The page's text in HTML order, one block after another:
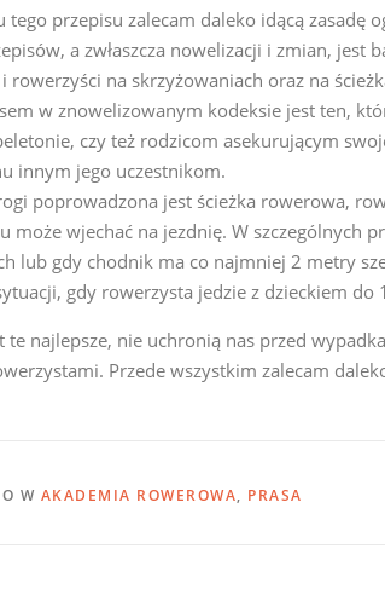
tego przepisu zalecam daleko idącą zasadę
a zwłaszcza nowelizacji i zmian, jest
rowerzyści na skrzyżowaniach oraz na
w znowelizowanym kodeksie jest ten,
czy też rodzicom asekurującym
innym jego uczestnikom.
poprowadzona jest ścieżka rowerowa,
może wjechać na jezdnię. W szczególnych
lub gdy chodnik ma co najmniej 2 metry
gdy rowerzysta jedzie z dzieckiem do
te najlepsze, nie uchronią nas przed
Przede wszystkim zalecam
W AKADEMIA ROWEROWA, PRASA